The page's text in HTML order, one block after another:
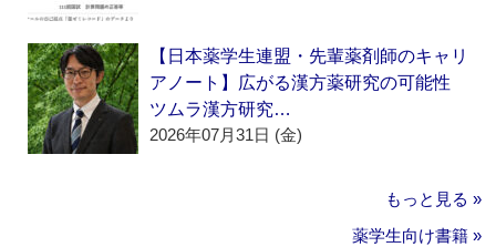
【日本薬学生連盟・先輩薬剤師のキャリ
アノート】広がる漢方薬研究の可能性
ツムラ漢方研究…
2026年07月31日 (金)
もっと見る »
薬学生向け書籍 »